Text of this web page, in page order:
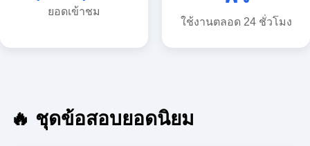
ยอดเข้าชม
ใช้งานตลอด 24 ชั่วโมง
🔥 ชุดข้อสอบยอดนิยม